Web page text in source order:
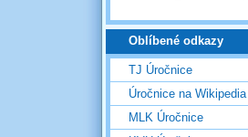
Oblíbené odkazy
TJ Úročnice
Úročnice na Wikipedia
MLK Úročnice